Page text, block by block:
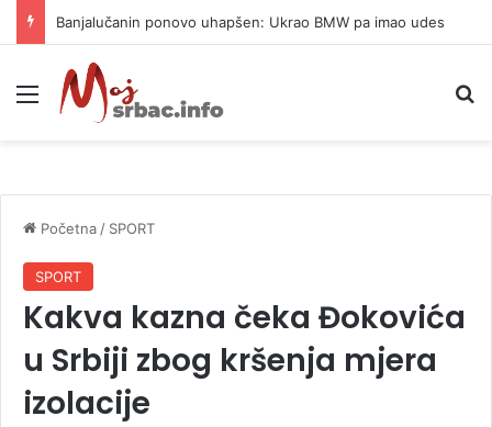
Banjalučanin ponovo uhapšen: Ukrao BMW pa imao udes
Meni
Početna / SPORT
SPORT
Kakva kazna čeka Đokovića
u Srbiji zbog kršenja mjera
izolacije